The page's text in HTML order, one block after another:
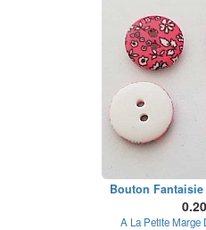
Bouton
A La Petite Marge